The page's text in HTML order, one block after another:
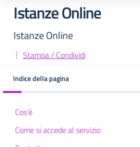
Istanze Online
Istanze Online
Stampa / Condividi
Indice della pagina
Cos'è
Come si accede al servizio